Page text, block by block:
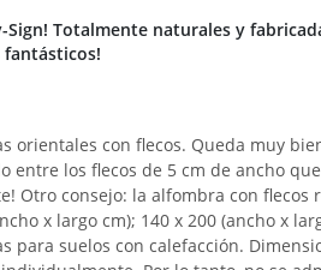
Sign! Totalmente naturales y
fantásticos!
orientales con flecos. Queda muy
entre los flecos de 5 cm de ancho
Otro consejo: la alfombra con flecos
x largo cm); 140 x 200 (ancho x
para suelos con calefacción.